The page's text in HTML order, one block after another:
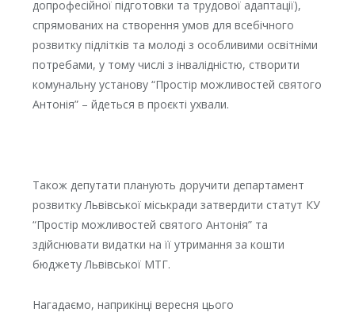
допрофесійної підготовки та трудової адаптації),
спрямованих на створення умов для всебічного
розвитку підлітків та молоді з особливими освітніми
потребами, у тому числі з інвалідністю, створити
комунальну установу “Простір можливостей святого
Антонія” – йдеться в проєкті ухвали.
Також депутати планують доручити департамент
розвитку Львівської міськради затвердити статут КУ
“Простір можливостей святого Антонія” та
здійснювати видатки на її утримання за кошти
бюджету Львівської МТГ.
Нагадаємо, наприкінці вересня цього